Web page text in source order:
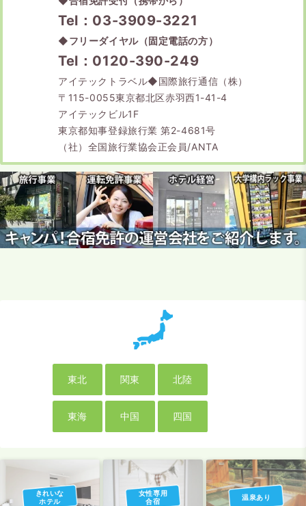
Tel：03-3909-3221
◆フリーダイヤル（固定電話の方）
Tel：0120-390-249
アイテックトラベル◆国際旅行通信（株）
〒115-0055東京都北区赤羽西1-41-4
アイテックビル1F
東京都知事登録旅行業 第2-4681号
（社）全国旅行業協会正会員/ANTA
東北 関東 北陸
東海 中国 四国
きれいな
ホテル
女性専用
合宿
温泉あり